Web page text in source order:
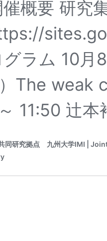
催概要 研究
グラム 10月
The
11:50 辻
同研究拠点 九州大学IMI |